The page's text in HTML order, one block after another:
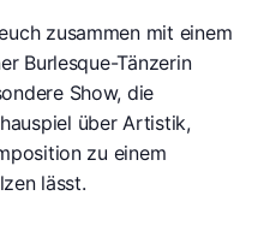
zusammen mit einem
Burlesque-Tänzerin
Show, die
über Artistik,
zu einem
lässt.